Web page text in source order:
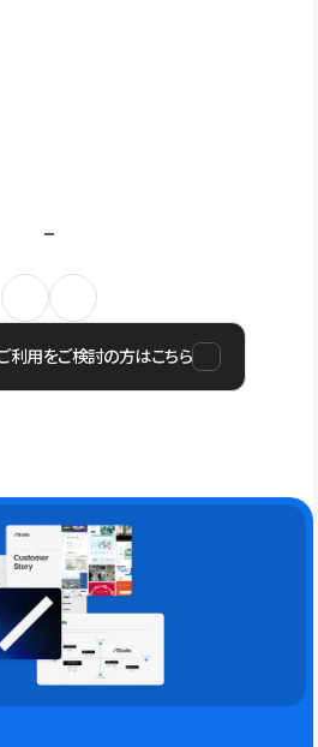
利用をご検討の方はこちら